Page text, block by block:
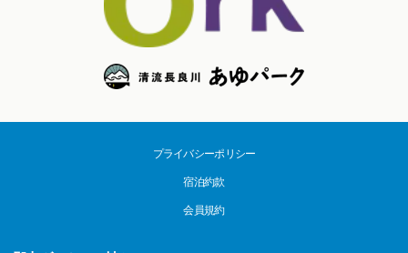
プライバシーポリシー
宿泊約款
会員規約